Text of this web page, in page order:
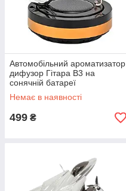
Автомобільний ароматизатор
дифузор Гітара B3 на
сонячній батареї
Немає в наявності
499 ₴